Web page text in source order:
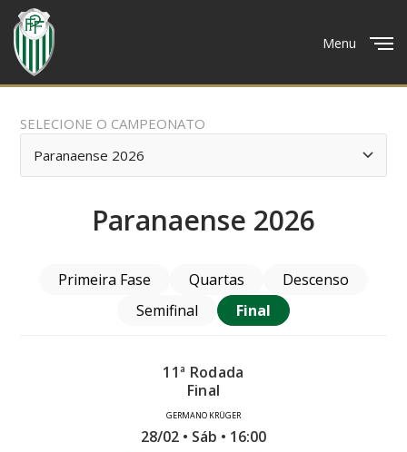
Menu
SELECIONE O CAMPEONATO
Paranaense 2026
Primeira Fase Quartas
Descenso
Semifinal
Final
11ª Rodada
Final
GERMANO KRÜGER
28/02 • Sáb • 16:00